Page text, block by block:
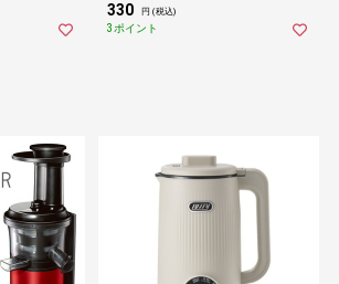
330 円 (税込)
3ポイント